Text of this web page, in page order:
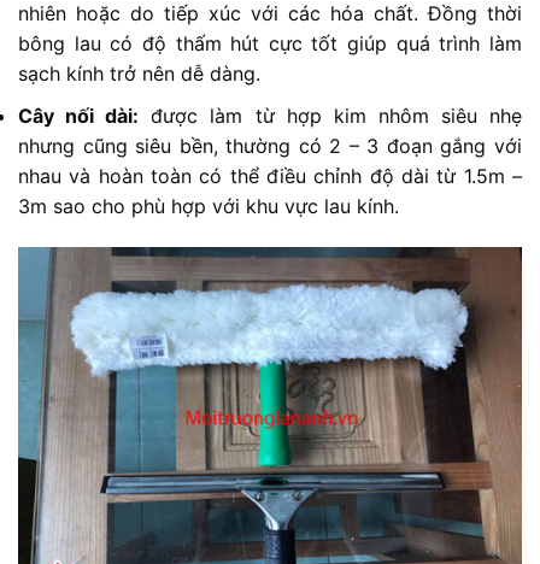
nhiên hoặc do tiếp xúc với các hóa chất. Đồng thời
bông lau có độ thấm hút cực tốt giúp quá trình làm
sạch kính trở nên dễ dàng.
Cây nối dài: được làm từ hợp kim nhôm siêu nhẹ
nhưng cũng siêu bền, thường có 2 – 3 đoạn gắng với
nhau và hoàn toàn có thể điều chỉnh độ dài từ 1.5m –
3m sao cho phù hợp với khu vực lau kính.